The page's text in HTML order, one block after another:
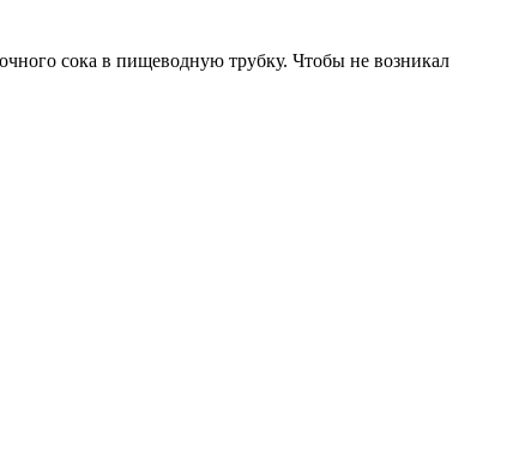
сока в пищеводную трубку. Чтобы не возникал